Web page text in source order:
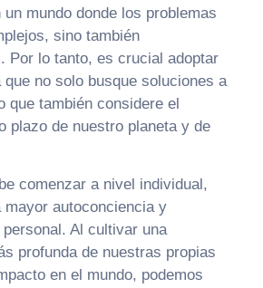
mundo donde los problemas
sino también
Por lo tanto, es crucial adoptar
que no solo busque soluciones a
que también considere el
plazo de nuestro planeta y de
comenzar a nivel individual,
mayor autoconciencia y
Al cultivar una
profunda de nuestras propias
en el mundo, podemos